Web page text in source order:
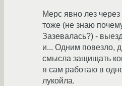
Мерс явно лез
тоже (не знаю
Зазевалась?) -
и... Одним повезло,
смысла защищать
я сам работаю в
лукойла.